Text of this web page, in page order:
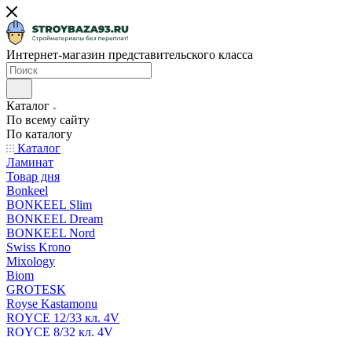
Интернет-магазин представительского класса
Каталог
По всему сайту
По каталогу
Каталог
Ламинат
Товар дня
Bonkeel
BONKEEL Slim
BONKEEL Dream
BONKEEL Nord
Swiss Krono
Mixology
Biom
GROTESK
Royse Kastamonu
ROYCE 12/33 кл. 4V
ROYCE 8/32 кл. 4V